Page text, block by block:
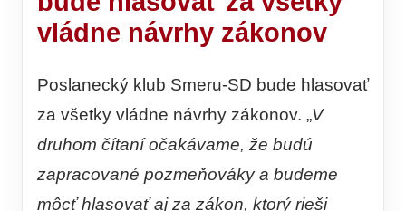
vládne návrhy zákonov
Poslanecký klub Smeru-SD bude hlasovať
za všetky vládne návrhy zákonov. „V
druhom čítaní očakávame, že budú
zapracované pozmeňováky a budeme
môcť hlasovať aj za zákon, ktorý rieši